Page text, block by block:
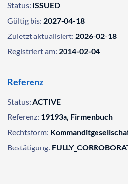
Status: ISSUED
Gültig bis: 2027-04-18
Zuletzt aktualisiert: 2026-02-18
Registriert am: 2014-02-04
Referenz
Status: ACTIVE
Referenz: 19193a, Firmenbuch
Rechtsform:
Bestätigung: